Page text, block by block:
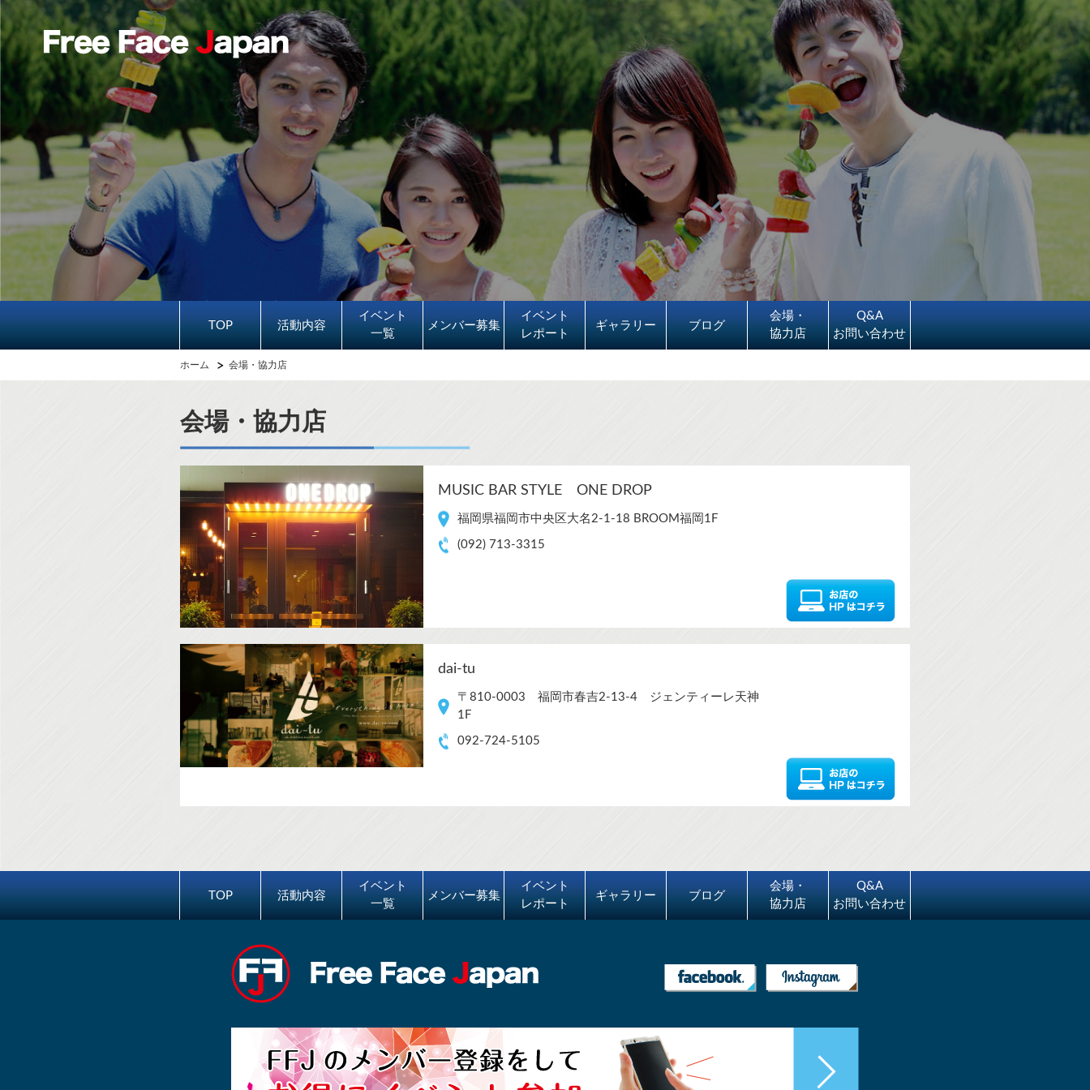
TOP 活動内容
イベント
一覧
メンバー募集
イベント
レポート
ギャラリー ブログ
会場・
協力店
Q&A
お問い合わせ
ホーム 会場・協力店
会場・協力店
MUSIC BAR STYLE ONE DROP
福岡県福岡市中央区大名2-1-18 BROOM福岡1F
(092) 713-3315
dai-tu
〒810-0003 福岡市春吉2-13-4 ジェンティーレ天神
1F
092-724-5105
TOP 活動内容
イベント
一覧
メンバー募集
イベント
レポート
ギャラリー ブログ
会場・
協力店
Q&A
お問い合わせ